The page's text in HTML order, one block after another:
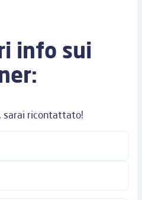
info sui
sarai ricontattato!